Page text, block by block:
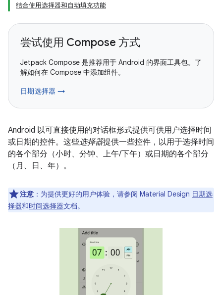
结合使用选择器和自动填充功能
尝试使用 Compose 方式
Jetpack Compose 是推荐用于 Android 的界面工具包。了
解如何在 Compose 中添加组件。
日期选择器 →
Android 以可直接使用的对话框形式提供可供用户选择时间
或日期的控件。这些选择器提供一些控件，以用于选择时间
的各个部分（小时、分钟、上午/下午）或日期的各个部分
（月、日、年）。
注意 ：为提供更好的用户体验，请参阅 Material Design 日期选
择器和时间选择器文档。